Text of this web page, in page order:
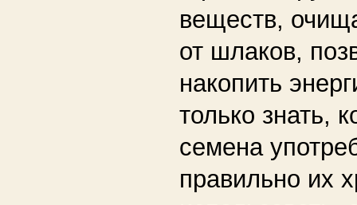
веществ,
от шлаков,
накопить
только знать,
семена
правильно их